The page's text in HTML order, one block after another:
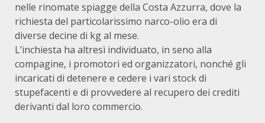
nelle rinomate spiagge della Costa Azzurra, dove la
richiesta del particolarissimo narco-olio era di
diverse decine di kg al mese.
L’inchiesta ha altresì individuato, in seno alla
compagine, i promotori ed organizzatori, nonché gli
incaricati di detenere e cedere i vari stock di
stupefacenti e di provvedere al recupero dei crediti
derivanti dal loro commercio.